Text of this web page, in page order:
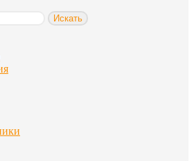
Искать